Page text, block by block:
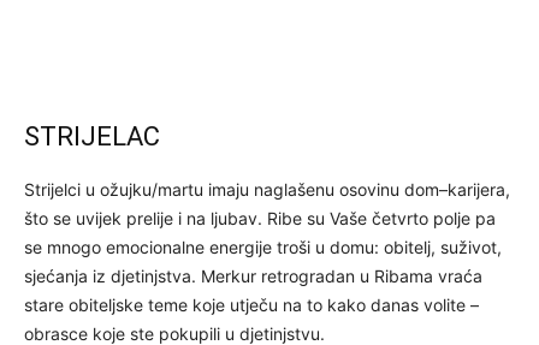
STRIJELAC
Strijelci u ožujku/martu imaju naglašenu osovinu dom–karijera,
što se uvijek prelije i na ljubav. Ribe su Vaše četvrto polje pa
se mnogo emocionalne energije troši u domu: obitelj, suživot,
sjećanja iz djetinjstva. Merkur retrogradan u Ribama vraća
stare obiteljske teme koje utječu na to kako danas volite –
obrasce koje ste pokupili u djetinjstvu.